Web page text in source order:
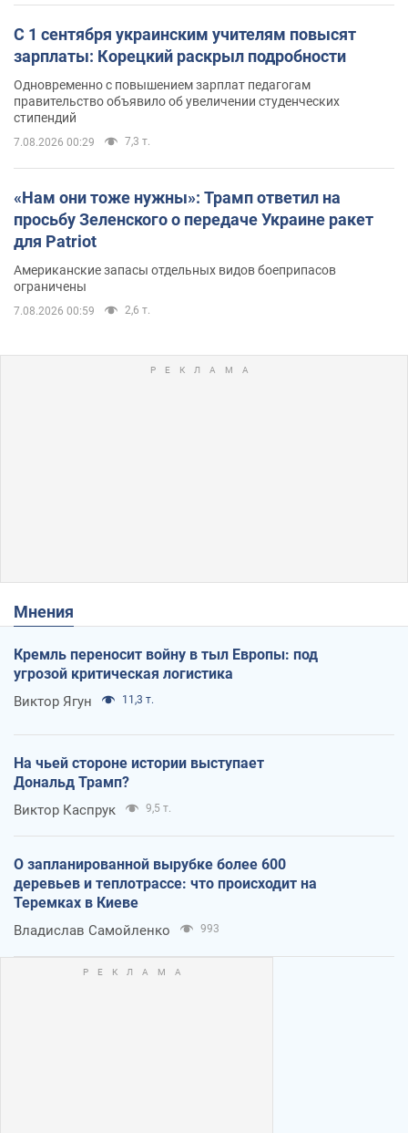
С 1 сентября украинским учителям повысят
зарплаты: Корецкий раскрыл подробности
Одновременно с повышением зарплат педагогам
правительство объявило об увеличении студенческих
стипендий
7.08.2026 00:29 7,3 т.
«Нам они тоже нужны»: Трамп ответил на
просьбу Зеленского о передаче Украине ракет
для Patriot
Американские запасы отдельных видов боеприпасов
ограничены
7.08.2026 00:59 2,6 т.
Мнения
Кремль переносит войну в тыл Европы: под
угрозой критическая логистика
Виктор Ягун 11,3 т.
На чьей стороне истории выступает
Дональд Трамп?
Виктор Каспрук 9,5 т.
О запланированной вырубке более 600
деревьев и теплотрассе: что происходит на
Теремках в Киеве
Владислав Самойленко 993